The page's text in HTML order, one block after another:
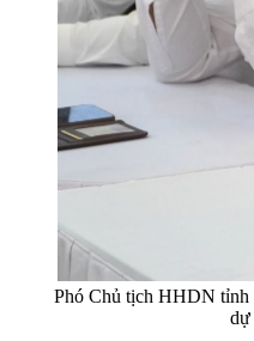
Phó Chủ tịch HHDN tỉnh
dự